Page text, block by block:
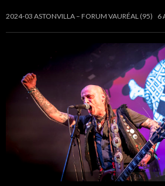
2024-03 ASTONVILLA – FORUM VAURÉAL (95) 6